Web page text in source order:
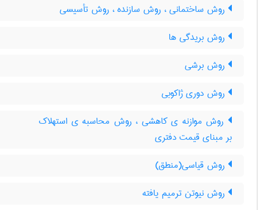
روش ساختمانی ، روش سازنده ، روش تأسیسی
روش بریدگی ها
روش برشی
روش دوری ژاکوبی
روش موازنه ی کاهشی ، روش محاسبه ی استهلاک
بر مبنای قیمت دفتری
روش قیاسی(منطق)
روش نیوتن ترمیم یافته